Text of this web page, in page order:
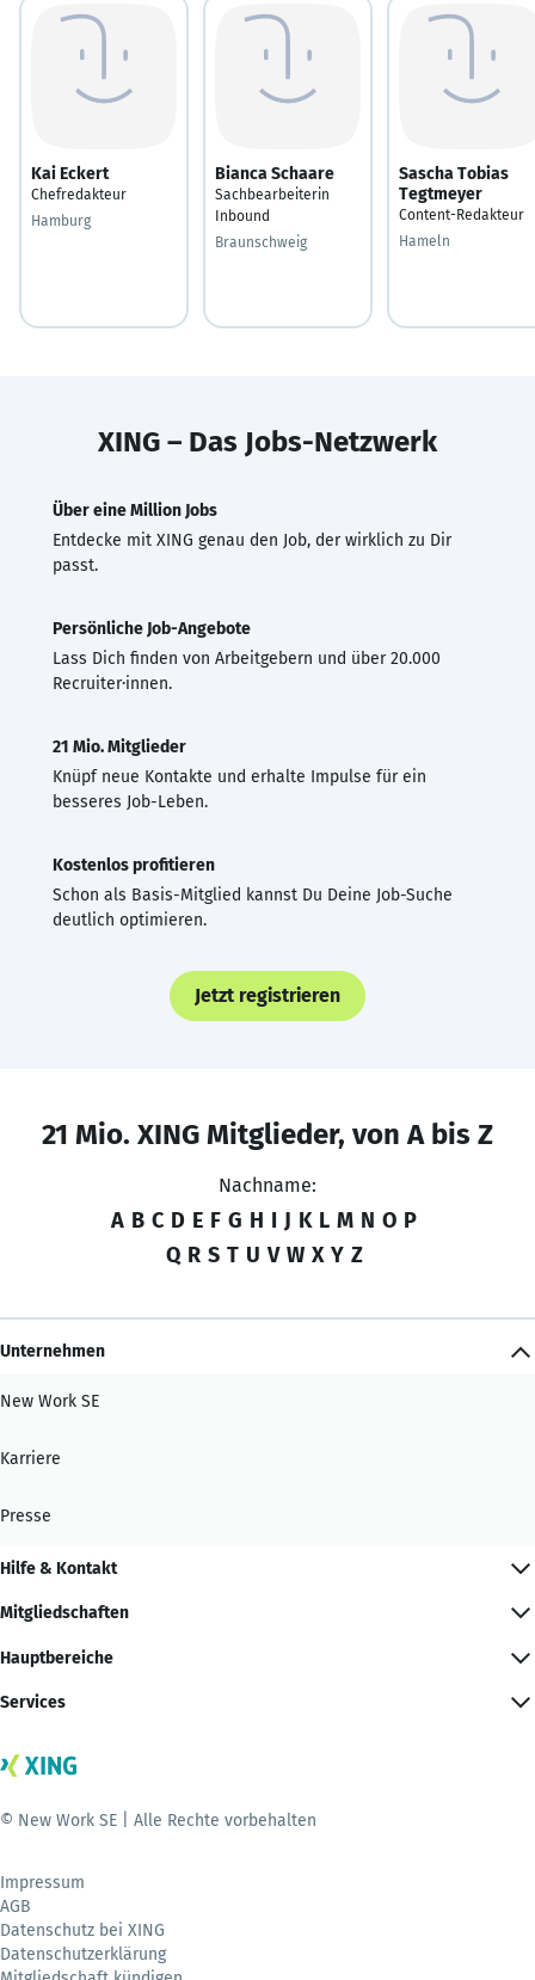
Kai Eckert
Chefredakteur
Hamburg
Bianca Schaare
Sachbearbeiterin
Inbound
Braunschweig
Sascha Tobias
Tegtmeyer
Content-Redakteur
Hameln
XING – Das Jobs-Netzwerk
Über eine Million Jobs
Entdecke mit XING genau den Job, der wirklich zu Dir
passt.
Persönliche Job-Angebote
Lass Dich finden von Arbeitgebern und über 20.000
Recruiter·innen.
21 Mio. Mitglieder
Knüpf neue Kontakte und erhalte Impulse für ein
besseres Job-Leben.
Kostenlos profitieren
Schon als Basis-Mitglied kannst Du Deine Job-Suche
deutlich optimieren.
Jetzt registrieren
21 Mio. XING Mitglieder, von A bis Z
Nachname:
A B C D E F G H I J K L M N O P
Q R S T U V W X Y Z
Unternehmen
New Work SE
Karriere
Presse
Hilfe & Kontakt
Mitgliedschaften
Hauptbereiche
Services
© New Work SE | Alle Rechte vorbehalten
Impressum
AGB
Datenschutz bei XING
Datenschutzerklärung